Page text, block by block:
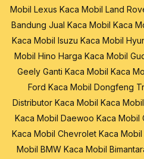
Mobil Lexus Kaca Mobil Land
Bandung Jual Kaca Mobil Kaca
Kaca Mobil Isuzu Kaca Mobil
Mobil Hino Harga Kaca Mobil
Geely Ganti Kaca Mobil Kaca
Ford Kaca Mobil Dongfeng
Distributor Kaca Mobil Kaca
Kaca Mobil Daewoo Kaca Mobil
Kaca Mobil Chevrolet Kaca
Mobil BMW Kaca Mobil